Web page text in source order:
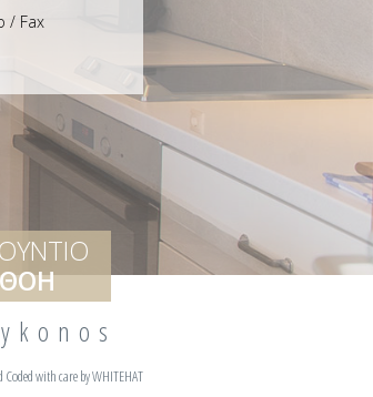
/ Fax
ΘΟΗ
Coded with care byWHITEHAT